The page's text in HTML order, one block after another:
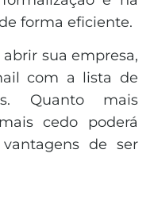
forma eficiente.
sua empresa,
com a lista de
Quanto mais
cedo poderá
de ser